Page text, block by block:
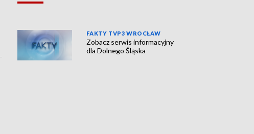
FAKTY TVP3 WROCŁAW
Zobacz serwis informacyjny
dla Dolnego Śląska